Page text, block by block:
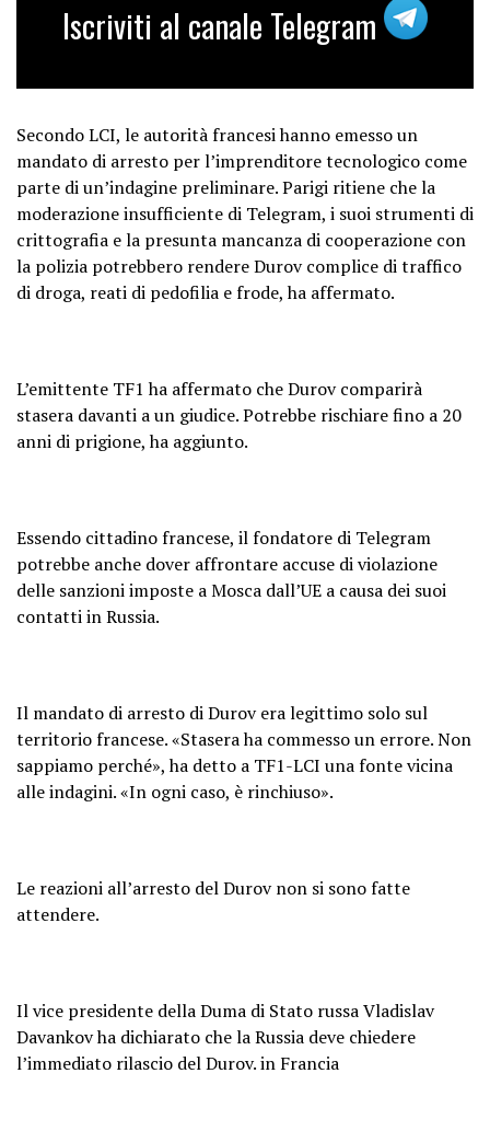
Iscriviti al canale Telegram
Secondo LCI, le autorità francesi hanno emesso un
mandato di arresto per l’imprenditore tecnologico come
parte di un’indagine preliminare. Parigi ritiene che la
moderazione insufficiente di Telegram, i suoi strumenti di
crittografia e la presunta mancanza di cooperazione con
la polizia potrebbero rendere Durov complice di traffico
di droga, reati di pedofilia e frode, ha affermato.
L’emittente TF1 ha affermato che Durov comparirà
stasera davanti a un giudice. Potrebbe rischiare fino a 20
anni di prigione, ha aggiunto.
Essendo cittadino francese, il fondatore di Telegram
potrebbe anche dover affrontare accuse di violazione
delle sanzioni imposte a Mosca dall’UE a causa dei suoi
contatti in Russia.
Il mandato di arresto di Durov era legittimo solo sul
territorio francese. «Stasera ha commesso un errore. Non
sappiamo perché», ha detto a TF1-LCI una fonte vicina
alle indagini. «In ogni caso, è rinchiuso».
Le reazioni all’arresto del Durov non si sono fatte
attendere.
Il vice presidente della Duma di Stato russa Vladislav
Davankov ha dichiarato che la Russia deve chiedere
l’immediato rilascio del Durov. in Francia